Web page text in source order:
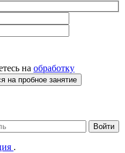
на обработку
на пробное занятие
Войти
.